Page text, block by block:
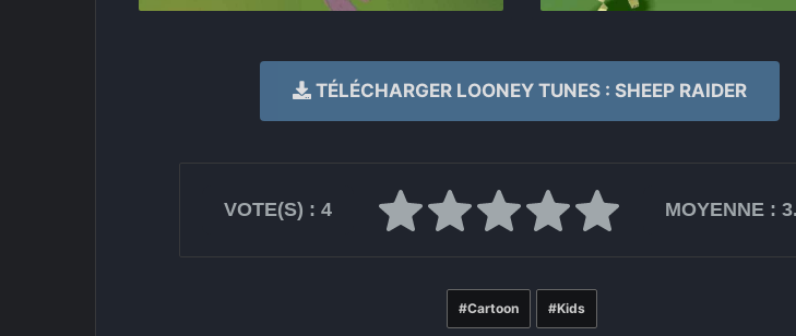
TÉLÉCHARGER LOONEY TUNES : SHEEP RAIDER
MOYENNE :
VOTE(S) : 4
Cartoon Kids